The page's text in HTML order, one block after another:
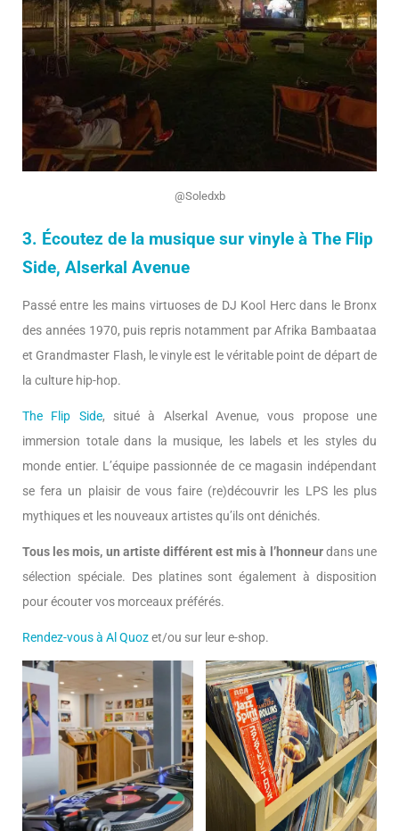
@Soledxb
3. Écoutez de la musique sur vinyle à The Flip
Side, Alserkal Avenue
Passé entre les mains virtuoses de DJ Kool Herc dans le Bronx
des années 1970, puis repris notamment par Afrika Bambaataa
et Grandmaster Flash, le vinyle est le véritable point de départ de
la culture hip-hop.
The Flip Side, situé à Alserkal Avenue, vous propose une
immersion totale dans la musique, les labels et les styles du
monde entier. L’équipe passionnée de ce magasin indépendant
se fera un plaisir de vous faire (re)découvrir les LPS les plus
mythiques et les nouveaux artistes qu’ils ont dénichés.
Tous les mois, un artiste différent est mis à l’honneurdans une
sélection spéciale. Des platines sont également à disposition
pour écouter vos morceaux préférés.
Rendez-vous à Al Quozet/ou sur leur e-shop.